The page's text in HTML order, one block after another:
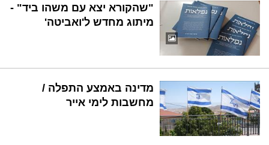
"שהקורא יצא עם משהו ביד" -
מיתוג מחדש ל'ואביטה'
מדינה באמצע התפלה /
מחשבות לימי אייר